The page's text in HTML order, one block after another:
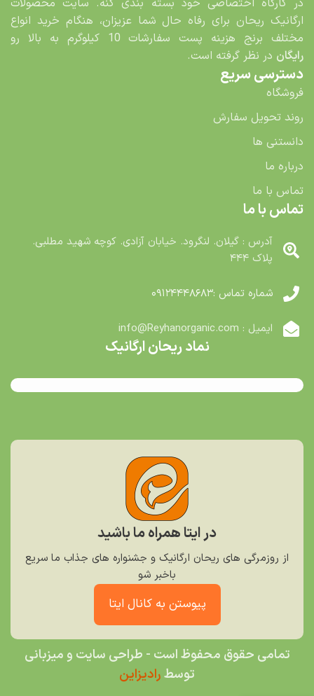
در کارگاه اختصاصی خود بسته بندی کنه. سایت محصولات
ارگانیک ریحان برای رفاه حال شما عزیزان، هنگام خرید انواع
مختلف برنج هزینه پست سفارشات 10 کیلوگرم به بالا رو
رایگان در نظر گرفته است.
دسترسی سریع
فروشگاه
روند تحویل سفارش
دانستنی ها
درباره ما
تماس با ما
تماس با ما
آدرس : گیلان. لنگرود. خیابان آزادی. کوچه شهید مطلبی.
پلاک ۴۴۴
شماره تماس :۰۹۱۲۴۴۴۸۶۸۳
ایمیل : info@Reyhanorganic.com
نماد ریحان ارگانیک
در ایتا همراه ما باشید
از روزمرگی های ریحان ارگانیک و جشنواره های جذاب ما سریع
باخبر شو
پیوستن به کانال ایتا
تمامی حقوق محفوظ است - طراحی سایت و میزبانی
توسطرادیزاین